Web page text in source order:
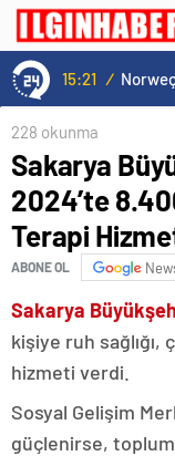
15:21 /
Verdi
228 okunma
Sakarya
2024’te
Terapi
ABONE OL
Sakarya
kişiye ruh
hizmeti verdi.
Sosyal Gelişim
güçlenirse, toplum
yaşanmadı